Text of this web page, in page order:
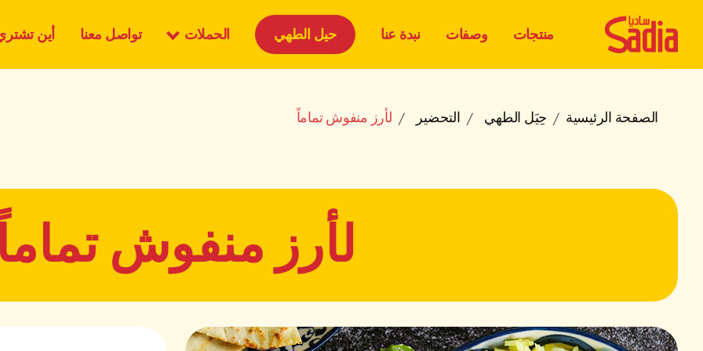
منتجات وصفات نبدة عنا حيل الطهي الحملات تواصل معنا أين
الصفحة الرئيسية حِيَل الطهي التحضير لأرز منفوش تماماً
لأرز منفوش